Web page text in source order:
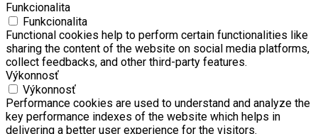
Funkcionalita
Funkcionalita
Functional cookies help to perform certain functionalities like
sharing the content of the website on social media platforms,
collect feedbacks, and other third-party features.
Výkonnosť
Výkonnosť
Performance cookies are used to understand and analyze the
key performance indexes of the website which helps in
delivering a better user experience for the visitors.